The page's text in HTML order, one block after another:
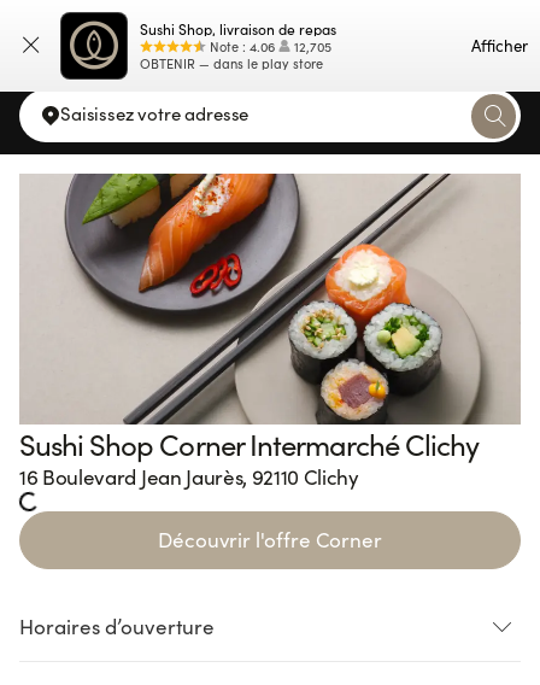
Sushi Shop, livraison de repas
Note : 4.06
12,705
OBTENIR — dans le play store
Afficher
Carte
Saisissez votre adresse
Sushi Shop Corner Intermarché Clichy
16 Boulevard Jean Jaurès, 92110 Clichy
Loading... Découvrir l'offre Corner
Horaires d’ouverture